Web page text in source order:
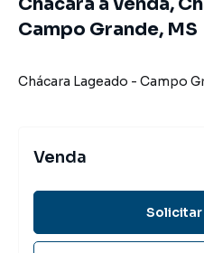
Campo Grande, MS
Chácara Lageado - Campo
Venda